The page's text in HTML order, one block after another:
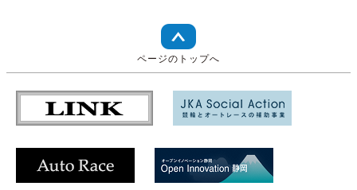
ページのトップへ